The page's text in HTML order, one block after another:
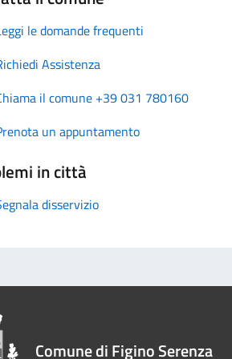
le domande frequenti
Assistenza
il comune +39 031 780160
un appuntamento
in città
disservizio
Comune di Figino Serenza